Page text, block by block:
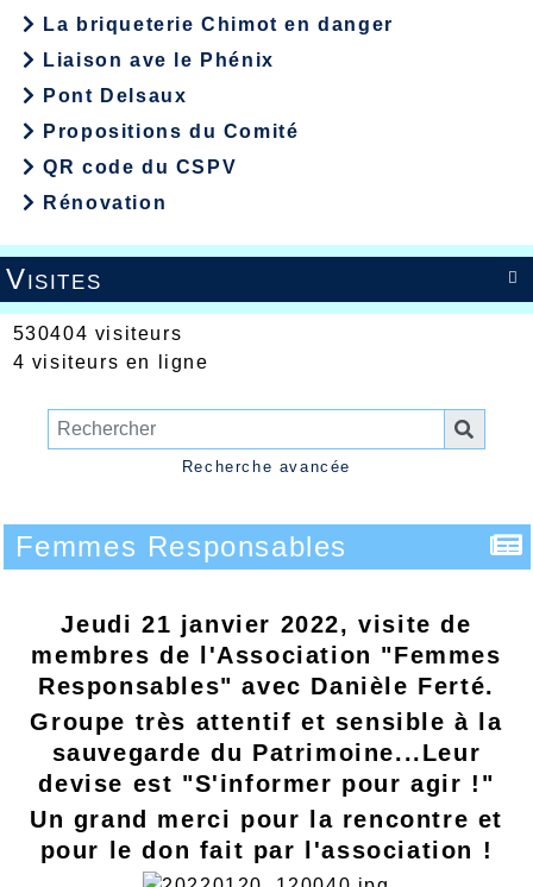
La briqueterie Chimot en danger
Liaison ave le Phénix
Pont Delsaux
Propositions du Comité
QR code du CSPV
Rénovation

Visites
530404 visiteurs
4 visiteurs en ligne
Recherche avancée
Femmes Responsables
Jeudi 21 janvier 2022, visite de
membres de l'Association "Femmes
Responsables" avec Danièle Ferté.
Groupe très attentif et sensible à la
sauvegarde du Patrimoine...Leur
devise est "S'informer pour agir !"
Un grand merci pour la rencontre et
pour le don fait par l'association !